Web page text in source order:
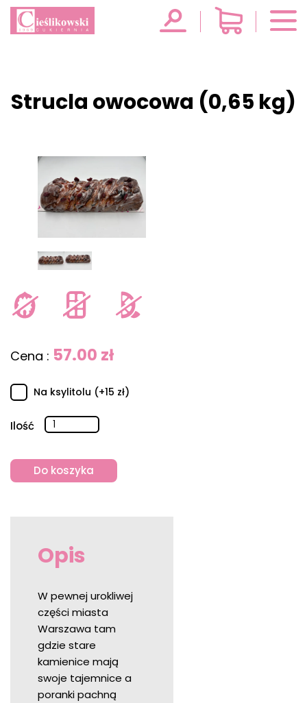
Strucla owocowa (0,65 kg)
Cena : 57.00 zł
Na ksylitolu (+15 zł)
Ilość
Do koszyka
Opis
W pewnej urokliwej
części miasta
Warszawa tam
gdzie stare
kamienice mają
swoje tajemnice a
poranki pachną